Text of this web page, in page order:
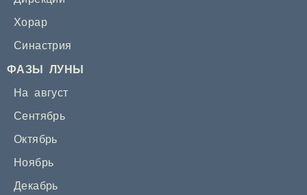
Хорар
Синастрия
ФАЗЫ ЛУНЫ
На август
Сентябрь
Октябрь
Ноябрь
Декабрь